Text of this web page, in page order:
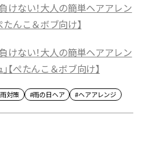
けない！大人の簡単ヘアアレン
たんこ＆ボブ向け】
けない！大人の簡単ヘアアレン
【ぺたんこ＆ボブ向け】
対策 #雨の日ヘア #ヘアアレンジ